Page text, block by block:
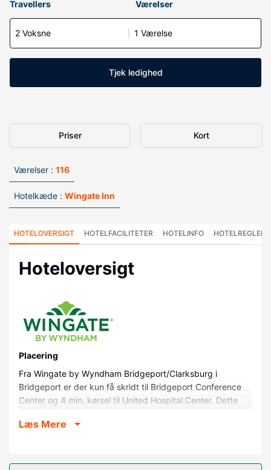
Travellers Værelser
2 Voksne 1 Værelse
Tjek ledighed
Priser Kort
Værelser : 116
Hotelkæde : Wingate Inn
HOTELOVERSIGT HOTELFACILITETER HOTELINFO HOTELREGLER
Hoteloversigt
Placering
Fra Wingate by Wyndham Bridgeport/Clarksburg i
Bridgeport er der kun få skridt til Bridgeport Conference
Center og 4 min. kørsel til United Hospital Center. Dette
fra Bridgeport Country Club.
Føl dig hjemme i et af de 116 aircondition-afkølede
Læs Mere